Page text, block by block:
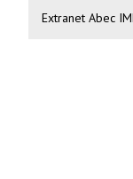
Extranet Abec